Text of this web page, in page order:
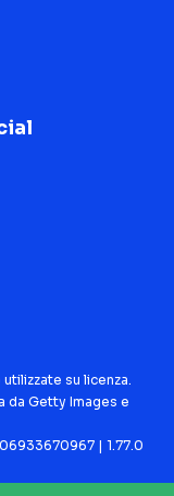
su licenza.
da Getty Images e
| 1.77.0